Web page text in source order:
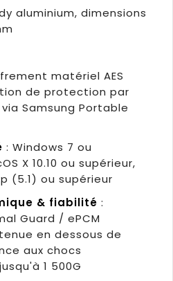
aluminium, dimensions
matériel AES
de protection par
Samsung Portable
: Windows 7 ou
X 10.10 ou supérieur,
(5.1) ou supérieur
& fiabilité :
Guard / ePCM
en dessous de
aux chocs
1 500G